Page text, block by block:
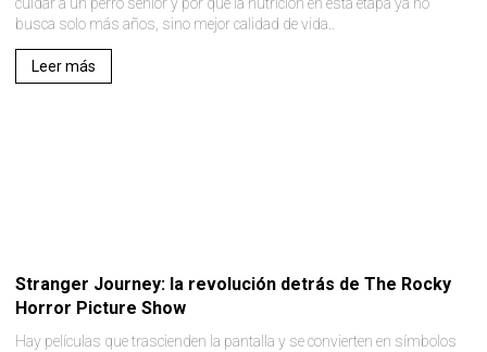
cuidar a un perro senior y por qué la nutrición en esta etapa ya no
busca solo más años, sino mejor calidad de vida..
Leer más
Stranger Journey: la revolución detrás de The Rocky
Horror Picture Show
Hay películas que trascienden la pantalla y se convierten en símbolos